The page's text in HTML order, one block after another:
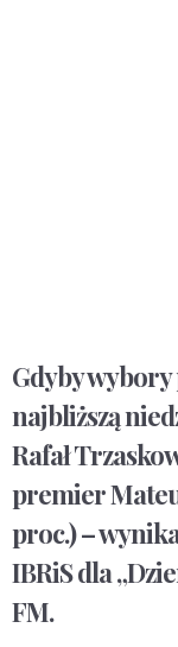
Gdyby wybory
najbliższą
Rafał
premier
proc.) –
IBRiS dla
FM.